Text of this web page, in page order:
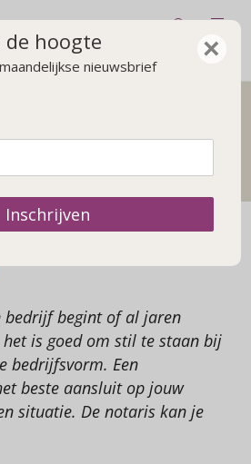
en praktische zaken
bedrijfsvorm of
bedrijf begint of al jaren
is goed om stil te staan bij
bedrijfsvorm. Een
beste aansluit op jouw
situatie. De notaris kan je
×
hoogte
nieuwsbrief
Inschrijven